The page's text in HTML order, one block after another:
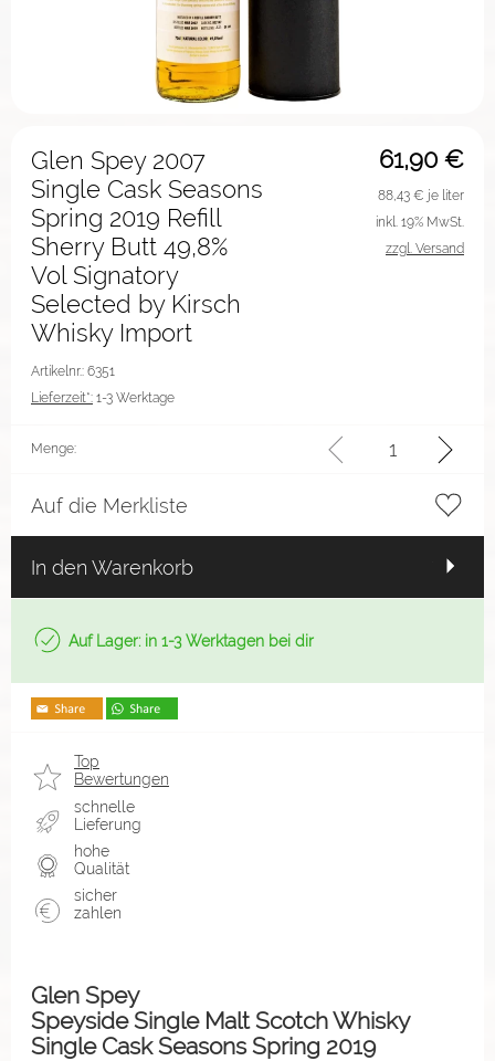
61,90 €
Glen Spey 2007
Single Cask Seasons
Spring 2019 Refill
Sherry Butt 49,8%
Vol Signatory
Selected by Kirsch
Whisky Import
Artikelnr.: 6351
Lieferzeit*: 1-3 Werktage
88,43 € je liter
inkl. 19% MwSt.
zzgl. Versand
Menge:
Auf die Merkliste
In den Warenkorb
Auf Lager: in 1-3 Werktagen bei dir
Top
Bewertungen
schnelle
Lieferung
hohe
Qualität
sicher
zahlen
Glen Spey
Speyside Single Malt Scotch Whisky
Single Cask Seasons Spring 2019